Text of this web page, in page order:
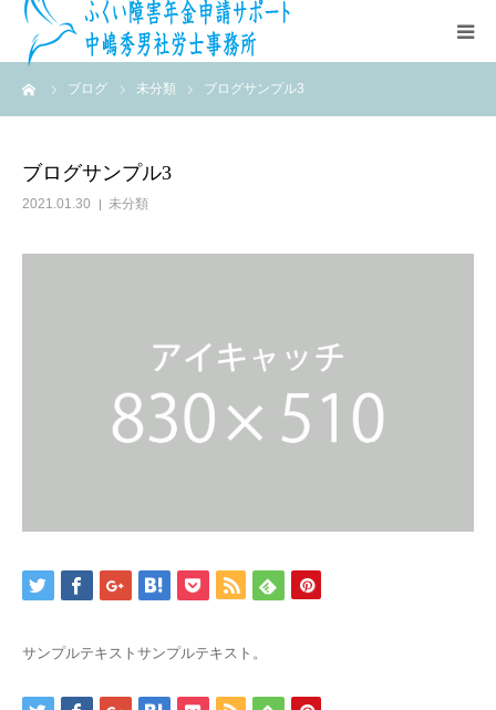
ブログ 未分類 ブログサンプル3
ブログサンプル3
2021.01.30 未分類
サンプルテキストサンプルテキスト。
HOME
よくある質問（FAQ）
お問い合わせ